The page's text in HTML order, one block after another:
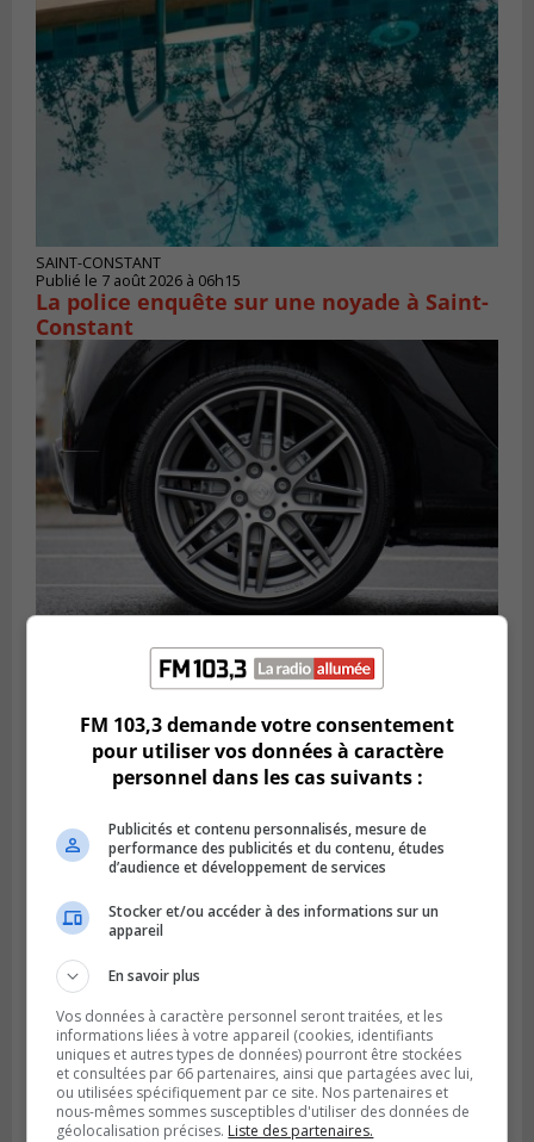
SAINT-CONSTANT
Publié le 7 août 2026 à 06h15
La police enquête sur une noyade à Saint-
Constant
Publié le 6 août 2026 à 11h58
Des jeunes ciblent la Montérégie pour
Publié le 6 août 2026 à 05h39
La grenade du camping du lac Cristal était
inoffensive
FM 103,3 demande votre consentement
pour utiliser vos données à caractère
personnel dans les cas suivants :
Publicités et contenu personnalisés, mesure de
performance des publicités et du contenu, études
d’audience et développement de services
Stocker et/ou accéder à des informations sur un
appareil
En savoir plus
Vos données à caractère personnel seront traitées, et les
informations liées à votre appareil (cookies, identifiants
uniques et autres types de données) pourront être stockées
et consultées par 66 partenaires, ainsi que partagées avec lui,
ou utilisées spécifiquement par ce site. Nos partenaires et
nous-mêmes sommes susceptibles d'utiliser des données de
géolocalisation précises. Liste des partenaires.